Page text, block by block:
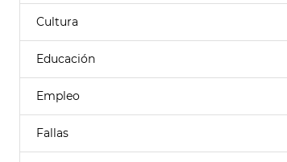
Cultura
Educación
Empleo
Fallas